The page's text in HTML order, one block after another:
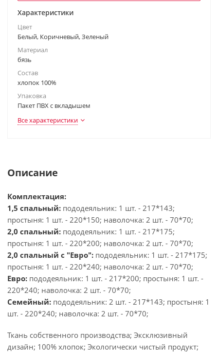
Характеристики
Цвет
Белый, Коричневый, Зеленый
Материал
бязь
Состав
хлопок 100%
Упаковка
Пакет ПВХ с вкладышем
Все характеристики
Описание
Комплектация:
1,5 спальный: пододеяльник: 1 шт. - 217*143;
простыня: 1 шт. - 220*150; наволочка: 2 шт. - 70*70;
2,0 спальный: пододеяльник: 1 шт. - 217*175;
простыня: 1 шт. - 220*200; наволочка: 2 шт. - 70*70;
2,0 спальный с "Евро": пододеяльник: 1 шт. - 217*175;
простыня: 1 шт. - 220*240; наволочка: 2 шт. - 70*70;
Евро: пододеяльник: 1 шт. - 217*200; простыня: 1 шт. -
220*240; наволочка: 2 шт. - 70*70;
Семейный: пододеяльник: 2 шт. - 217*143; простыня: 1
шт. - 220*240; наволочка: 2 шт. - 70*70;
Ткань собственного производства; Эксклюзивный
дизайн; 100% хлопок; Экологически чистый продукт;